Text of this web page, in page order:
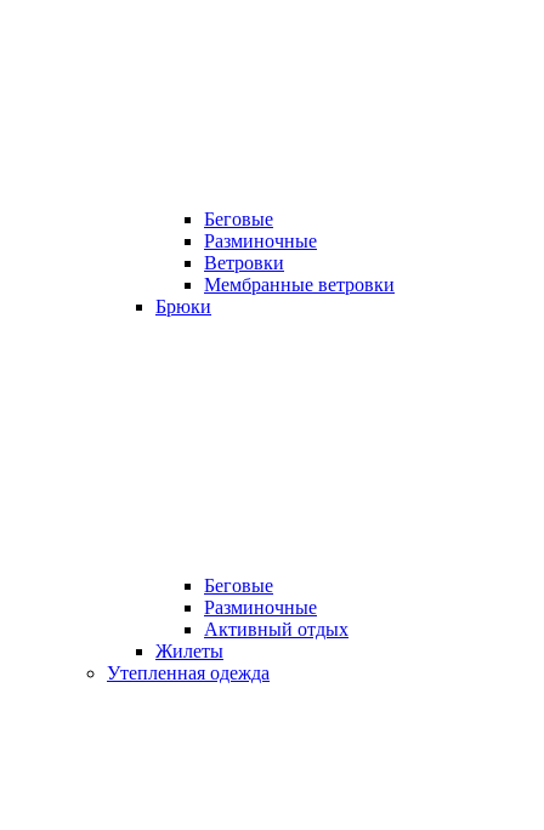
Беговые
Разминочные
Ветровки
Мембранные ветровки
Брюки
Беговые
Разминочные
Активный отдых
Жилеты
Утепленная одежда